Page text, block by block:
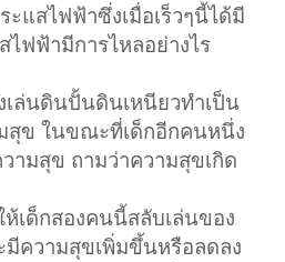
ะแสไฟฟ้าซึ่งเมื่อเร็วๆนี้ได้มี
ฟฟ้ามีการไหลอย่างไร
ล่นดินปั้นดินเหนียวทำเป็น
สุข ในขณะที่เด็กอีกคนหนึ่ง
ามสุข ถามว่าความสุขเกิด
เด็กสองคนนี้สลับเล่นของ
มีความสุขเพิ่มขึ้นหรือลดลง